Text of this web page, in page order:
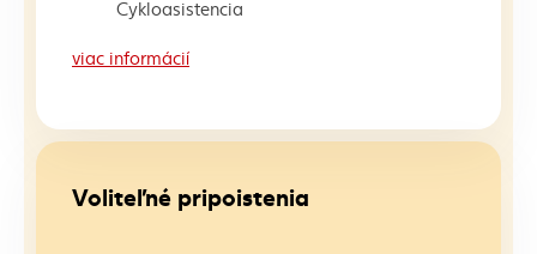
Cykloasistencia
viac informácií
Voliteľné pripoistenia